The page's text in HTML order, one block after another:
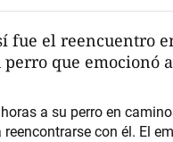
fue el reencuentro
que emocionó
a su perro en
reencontrarse con él. El